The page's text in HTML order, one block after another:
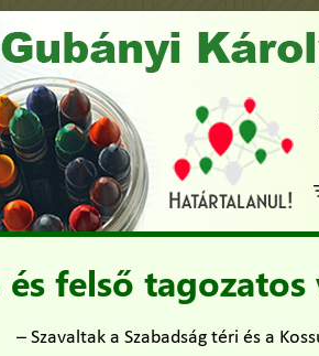
felső
– Szavaltak a Szabadság téri és a